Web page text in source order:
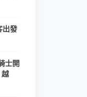
出發
士開